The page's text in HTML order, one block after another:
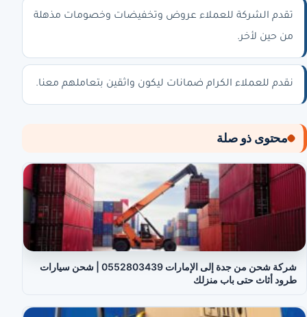
تقدم الشركة للعملاء عروض وتخفيضات وخصومات مذهلة
من حين لأخر.
نقدم للعملاء الكرام ضمانات ليكون واثقين بتعاملهم معنا.
محتوى ذو صلة
شركة شحن من جدة إلى الإمارات 0552803439 | شحن سيارات
طرود أثاث حتى باب منزلك